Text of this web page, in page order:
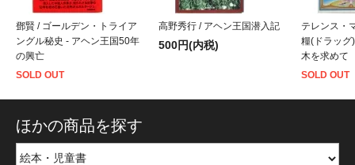
鄧賢 / ゴールデン・トライア
ングル秘史 - アヘン王国50年
の興亡
SOLD OUT
高野秀行 / アヘン王国潜入記
500円(内税)
テレンス・
糧(ドラッグ
木を求めて
SOLD OUT
ほかの商品を探す